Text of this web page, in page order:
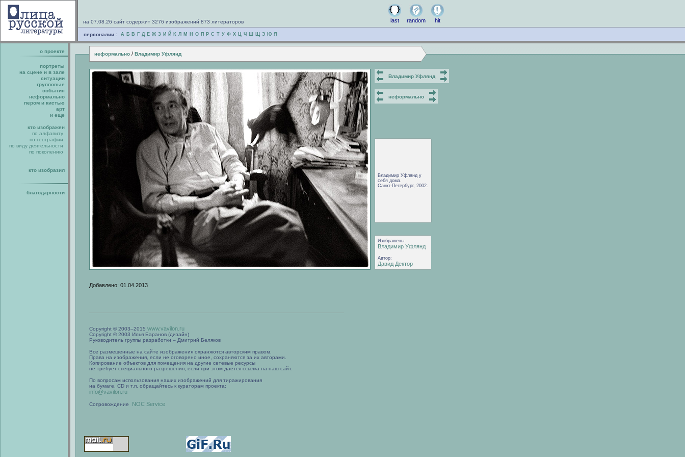
на 07.08.26 сайт содержит 3276 изображений 873 литераторов last random hit
персоналии : А Б В Г Д Е Ж З И Й К Л М Н О П Р С Т У Ф Х Ц Ч Ш Щ Э Ю Я
о проекте неформально / Владимир Уфлянд
портреты
на сцене и в зале
ситуации
групповые
события
неформально
пером и кистью
арт
и еще
кто изображен
по алфавиту
по географии
по виду деятельности
по поколению
кто изобразил
благодарности
Владимир Уфлянд
неформально
Владимир Уфлянд у
себя дома.
Санкт-Петербург, 2002.
Изображены:
Владимир Уфлянд
Автор:
Давид Дектор
Добавлено: 01.04.2013
Copyright © 2003–2015 www.vavilon.ru
Copyright © 2003 Илья Баранов (дизайн)
Руководитель группы разработки – Дмитрий Беляков
Все размещенные на сайте изображения охраняются авторским правом.
Права на изображения, если не оговорено иное, сохраняются за их авторами.
Копирование объектов для помещения на другие сетевые ресурсы
не требует специального разрешения, если при этом дается ссылка на наш сайт.
По вопросам использования наших изображений для тиражирования
на бумаге, CD и т.п. обращайтесь к кураторам проекта:
info@vavilon.ru
Сопровождение NOC Service